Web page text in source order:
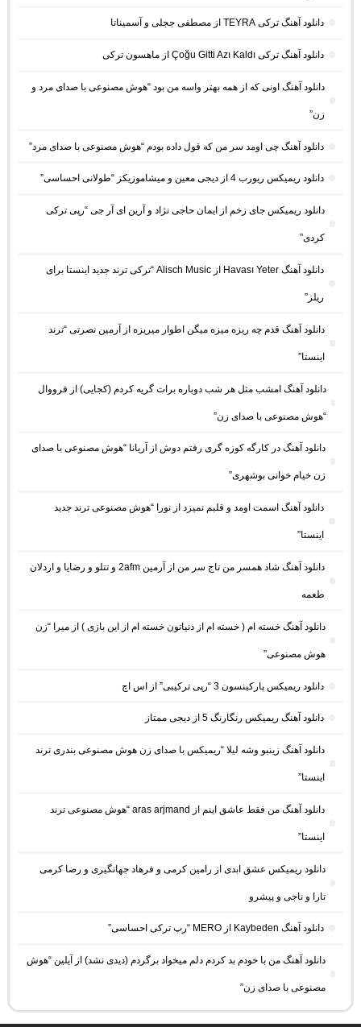
دانلود آهنگ ترکی TEYRA از مصطفی ججلی و آسمیناتا
دانلود آهنگ ترکی Çoğu Gitti Azı Kaldı از ماهسون ترکی
دانلود آهنگ اونی که از همه بهتر واسه من بود “هوش مصنوعی با صدای مرد و
زن”
دانلود آهنگ چی اومد سر من که قول داده بودم “هوش مصنوعی با صدای مرد”
دانلود ریمیکس ریورب 4 از دیجی معین و میشاموزیکز “طولانی احساسی”
دانلود ریمیکس جای زخم از ایمان حاجی نژاد و آرین ای آر جی “رپی ترکی
کردی”
دانلود آهنگ Havası Yeter از Alisch Music “ترکی ترند جدید اینستا برای
ریلز”
دانلود آهنگ ﻗﺪم ﭼﻪ رﻳﺰه ﻣﻴﺰه ﻣﻴﮕﻦ اﻃﻮار ﻣﻴﺮﻳﺰه از آرمین نصرتی “ترند
اینستا”
دانلود آهنگ امشب مثل هر شب دوباره برات گریه کردم (کجایی) از فرووال
“هوش مصنوعی با صدای زن”
دانلود آهنگ در کارگه کوزه گری رفتم دوش از آریانا “هوش مصنوعی با صدای
زن خیام خوانی بوشهری”
دانلود آهنگ اسمت اومد و قلبم نمیزد از نورا “هوش مصنوعی ترند جدید
اینستا”
دانلود آهنگ شاد همسر من تاج سر من از آرمین 2afm و تتلو و رضایا و اردلان
طعمه
دانلود آهنگ خسته ام ( خسته ام از دنیاتون خسته ام از این بازی ) از میرا “زن
هوش مصنوعی”
دانلود ریمیکس پارکینسون 3 “رپی ترکیبی” از اس اچ
دانلود آهنگ ریمیکس رنگارنگ 5 از دیجی ممتاز
دانلود آهنگ زینبو وشه لیلا “ریمیکس با صدای زن هوش مصنوعی بندری ترند
اینستا”
دانلود آهنگ من فقط عاشق اینم از aras arjmand “هوش مصنوعی ترند
اینستا”
دانلود ریمیکس عشق ابدی از رامین کرمی و فرهاد جهانگیری و رضا کرمی
تارا و ناجی و پیشرو
دانلود آهنگ Kaybeden از MERO “رپ ترکی احساسی”
دانلود آهنگ من با خودم بد کردم دلم میخواد برگردم (دیدی نشد) از آیلین “هوش
مصنوعی با صدای زن”